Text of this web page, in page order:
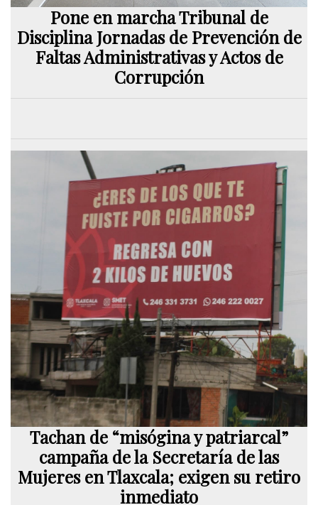
Pone en marcha Tribunal de
Disciplina Jornadas de Prevención de
Faltas Administrativas y Actos de
Corrupción
Tachan de “misógina y patriarcal”
campaña de la Secretaría de las
Mujeres en Tlaxcala; exigen su retiro
inmediato